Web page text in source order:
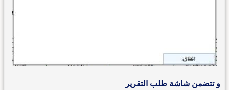
و تتضمن شاشة طلب التقرير